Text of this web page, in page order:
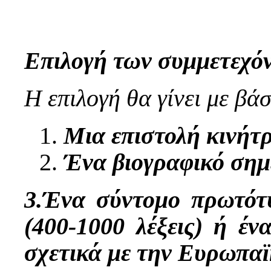
Επιλογή των
Η επιλογή θα γίνει με
Μια επιστολή
Ένα βιογραφικό
3.Ένα σύντομο
(400-1000 λέξεις) ή
σχετικά με την